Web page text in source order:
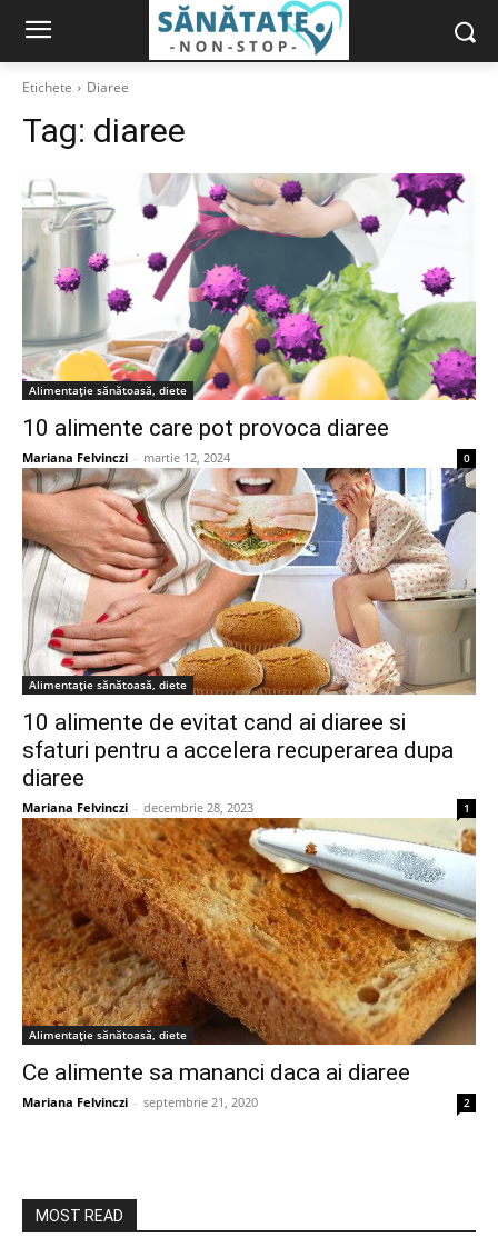
Etichete Diaree
Tag: diaree
Alimentație sănătoasă, diete
10 alimente care pot provoca diaree
Mariana Felvinczi - martie 12, 2024 0
Alimentație sănătoasă, diete
10 alimente de evitat cand ai diaree si
sfaturi pentru a accelera recuperarea dupa
diaree
Mariana Felvinczi - decembrie 28, 2023 1
Alimentație sănătoasă, diete
Ce alimente sa mananci daca ai diaree
Mariana Felvinczi - septembrie 21, 2020 2
MOST READ